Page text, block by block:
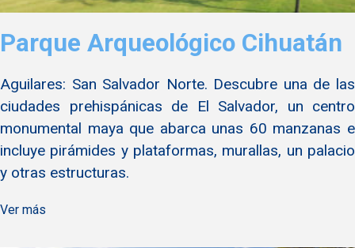
Parque Arqueológico Cihuatán
Aguilares: San Salvador Norte. Descubre una de las
ciudades prehispánicas de El Salvador, un centro
monumental maya que abarca unas 60 manzanas e
incluye pirámides y plataformas, murallas, un palacio
y otras estructuras.
Ver más